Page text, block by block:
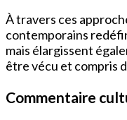
À travers ces
contemporains
mais élargissent
être vécu et compris
Commentaire